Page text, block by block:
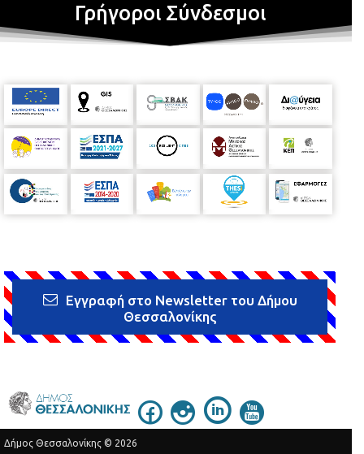
Γρήγοροι Σύνδεσμοι
Εγγραφή στο Newsletter του Δήμου
Θεσσαλονίκης
Δήμος Θεσσαλονίκης © 2026